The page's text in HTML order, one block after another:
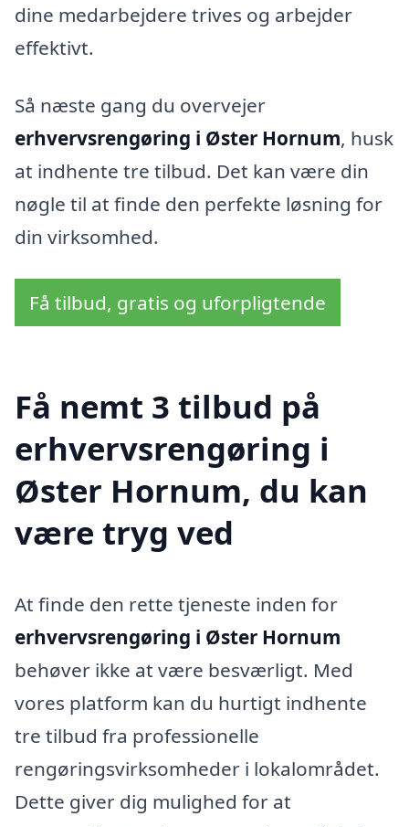
dine medarbejdere trives og arbejder
effektivt.
Så næste gang du overvejer
erhvervsrengøring i Øster Hornum, husk
at indhente tre tilbud. Det kan være din
nøgle til at finde den perfekte løsning for
din virksomhed.
Få tilbud, gratis og uforpligtende
Få nemt 3 tilbud på
erhvervsrengøring i
Øster Hornum, du kan
være tryg ved
At finde den rette tjeneste inden for
erhvervsrengøring i Øster Hornum
behøver ikke at være besværligt. Med
vores platform kan du hurtigt indhente
tre tilbud fra professionelle
rengøringsvirksomheder i lokalområdet.
Dette giver dig mulighed for at